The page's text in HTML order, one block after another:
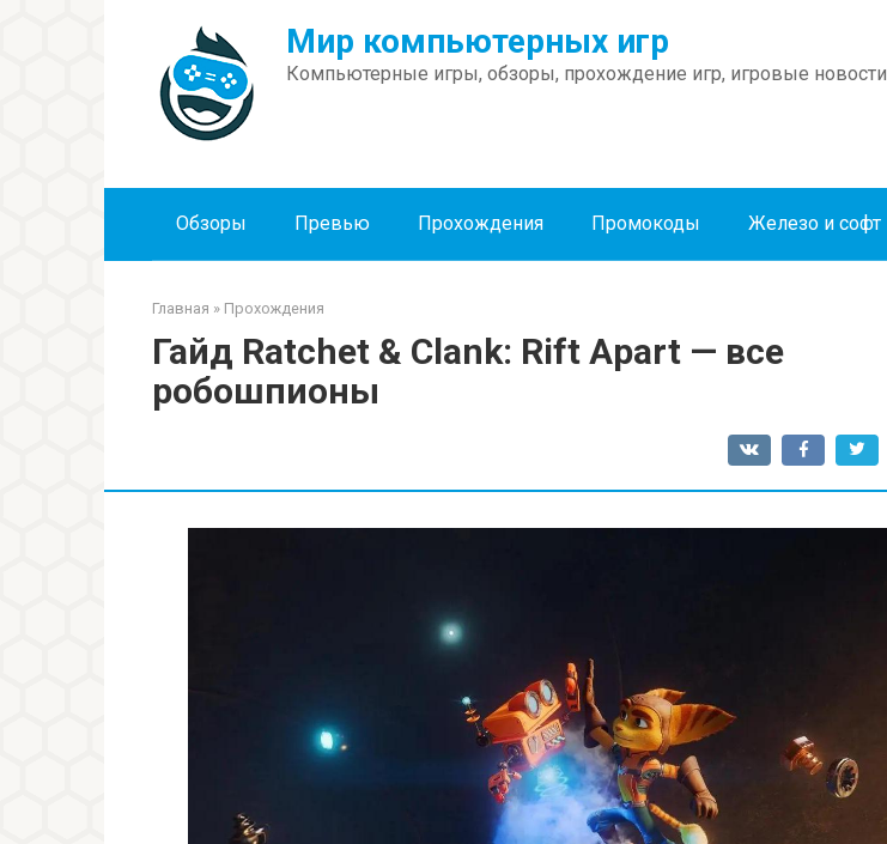
Мир компьютерных игр
Компьютерные игры, обзоры, прохождение игр, игровые новости
Обзоры Превью Прохождения Промокоды Железо и софт
Главная » Прохождения
Гайд Ratchet & Clank: Rift Apart — все
робошпионы